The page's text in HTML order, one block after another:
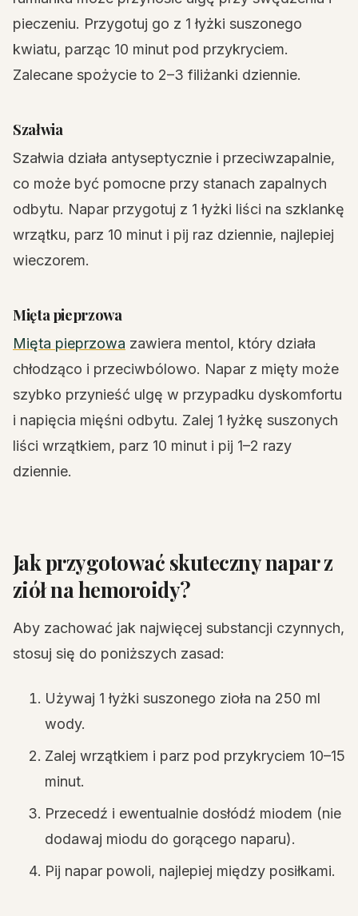
pieczeniu. Przygotuj go z 1 łyżki suszonego
kwiatu, parząc 10 minut pod przykryciem.
Zalecane spożycie to 2–3 filiżanki dziennie.
Szałwia
Szałwia działa antyseptycznie i przeciwzapalnie,
co może być pomocne przy stanach zapalnych
odbytu. Napar przygotuj z 1 łyżki liści na szklankę
wrzątku, parz 10 minut i pij raz dziennie, najlepiej
wieczorem.
Mięta pieprzowa
Mięta pieprzowa zawiera mentol, który działa
chłodząco i przeciwbólowo. Napar z mięty może
szybko przynieść ulgę w przypadku dyskomfortu
i napięcia mięśni odbytu. Zalej 1 łyżkę suszonych
liści wrzątkiem, parz 10 minut i pij 1–2 razy
dziennie.
Jak przygotować skuteczny napar z
ziół na hemoroidy?
Aby zachować jak najwięcej substancji czynnych,
stosuj się do poniższych zasad:
Używaj 1 łyżki suszonego zioła na 250 ml
wody.
Zalej wrzątkiem i parz pod przykryciem 10–15
minut.
Przecedź i ewentualnie dosłódź miodem (nie
dodawaj miodu do gorącego naparu).
Pij napar powoli, najlepiej między posiłkami.